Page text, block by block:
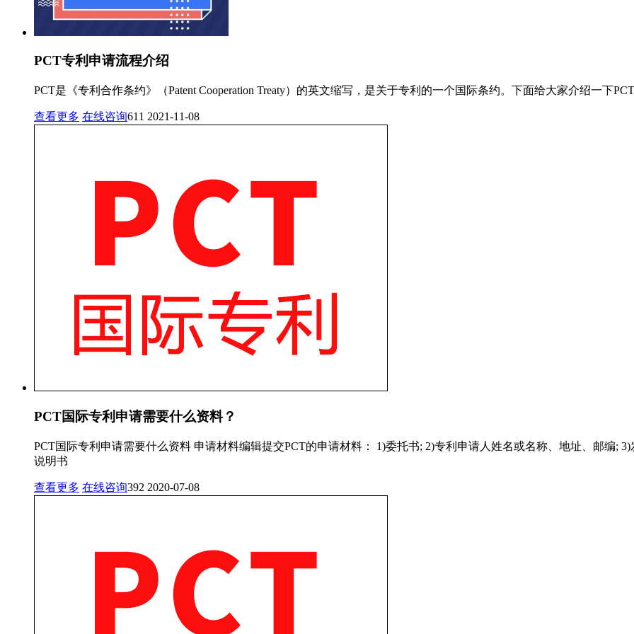
PCT专利申请流程介绍
PCT是《专利合作条约》（Patent Cooperation Treaty）的英文缩写，是关于专利的一个国际条约。下面给大家介绍一下
查看更多 在线咨询611 2021-11-08
PCT国际专利申请需要什么资料？
PCT国际专利申请需要什么资料 申请材料编辑提交PCT的申请材料： 1)委托书; 2)专利申请人姓名或名称、地址、邮编;
说明书
查看更多 在线咨询392 2020-07-08